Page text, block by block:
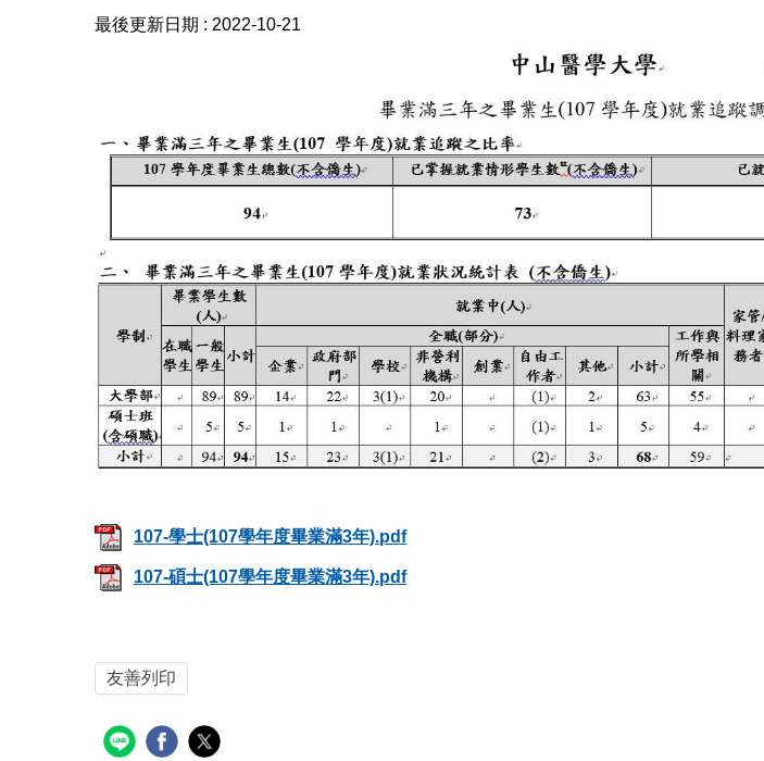
最後更新日期 : 2022-10-21
107-學士(107學年度畢業滿3年).pdf
107-碩士(107學年度畢業滿3年).pdf
友善列印